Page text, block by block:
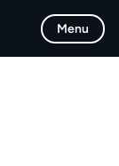
Menu